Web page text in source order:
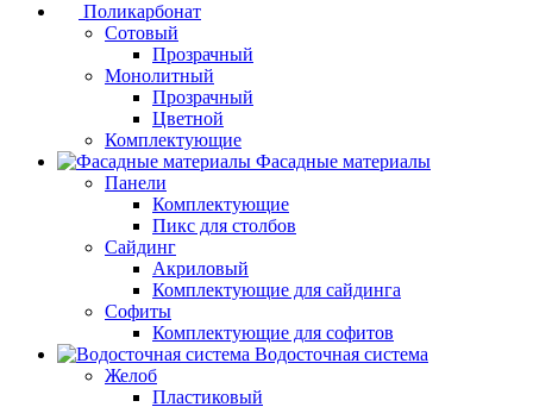
Поликарбонат
Сотовый
Прозрачный
Монолитный
Прозрачный
Цветной
Комплектующие
Фасадные материалы
Панели
Комплектующие
Пикс для столбов
Сайдинг
Акриловый
Комплектующие для сайдинга
Софиты
Комплектующие для софитов
Водосточная система
Желоб
Пластиковый